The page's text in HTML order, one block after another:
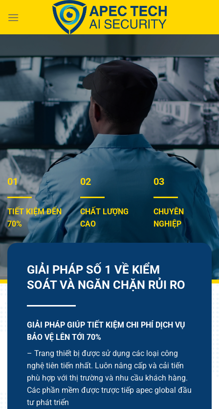
đến
01
TIẾT KIỆM ĐẾN
70%
02
CHẤT LƯỢNG
CAO
03
CHUYÊN
NGHIỆP
GIẢI PHÁP SỐ 1 VỀ KIỂM
SOÁT VÀ NGĂN CHẶN RỦI RO
GIẢI PHÁP GIÚP TIẾT KIỆM CHI PHÍ DỊCH VỤ
BẢO VỆ LÊN TỚI 70%
– Trang thiết bị được sử dụng các loại công
nghệ tiên tiến nhất. Luôn nâng cấp và cải tiến
phù hợp với thị trường và nhu cầu khách hàng.
Các phần mềm được trược tiếp apec global đầu
tư phát triển